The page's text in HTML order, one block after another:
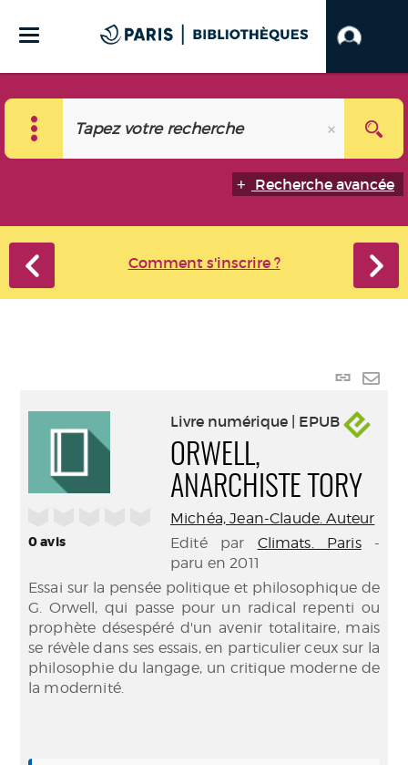
Recherche avancée
Comment s'inscrire ?
Lien
0avis
Livre numérique | EPUB
ORWELL,
ANARCHISTE TORY
Michéa, Jean-Claude. Auteur
Edité par Climats. Paris-
paru en 2011
Essai sur la pensée politique et philosophique de
G. Orwell, qui passe pour un radical repenti ou
prophète désespéré d'un avenir totalitaire, mais
se révèle dans ses essais, en particulier ceux sur la
philosophie du langage, un critique moderne de
la modernité.